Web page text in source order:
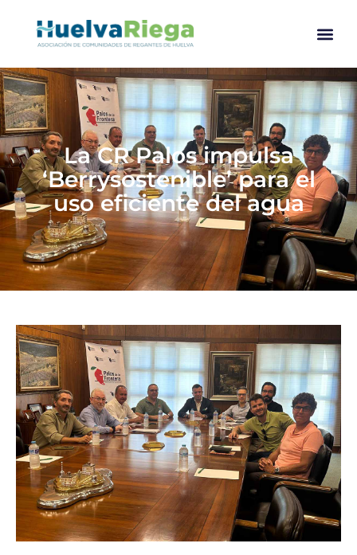
La CR Palos impulsa
‘Berrysostenible’ para el
uso eficiente del agua